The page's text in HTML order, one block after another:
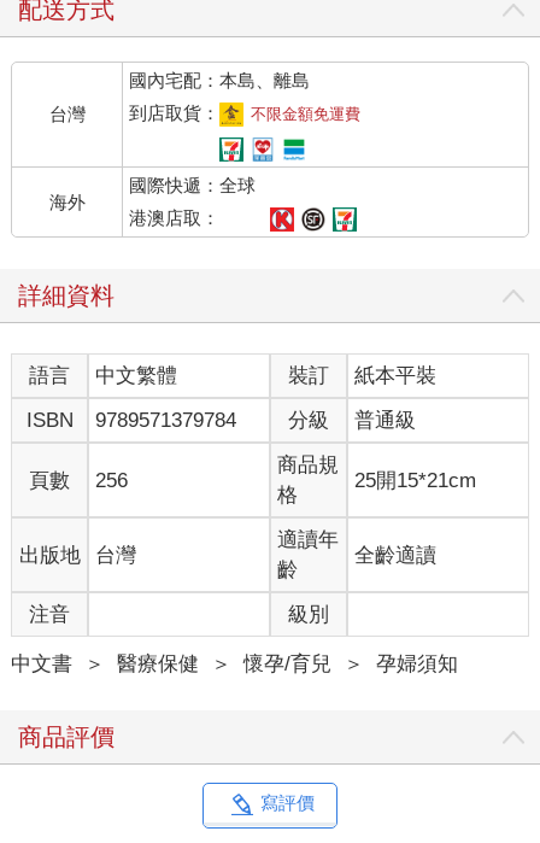
配送方式
台灣
國內宅配：本島、離島
到店取貨：
不限金額免運費
海外
國際快遞：全球
港澳店取：
詳細資料
語言 中文繁體 裝訂
紙本平裝
ISBN
9789571379784 分級 普通級
頁數 256
商品規
格
25開15*21cm
出版地 台灣
適讀年
齡
全齡適讀
注音 級別
中文書 ＞ 醫療保健 ＞ 懷孕/育兒 ＞ 孕婦須知
商品評價
寫評價